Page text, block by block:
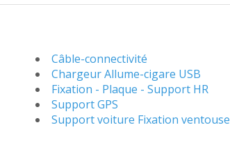
Câble-connectivité
Chargeur Allume-cigare USB
Fixation - Plaque - Support HR
Support GPS
Support voiture Fixation ventouse